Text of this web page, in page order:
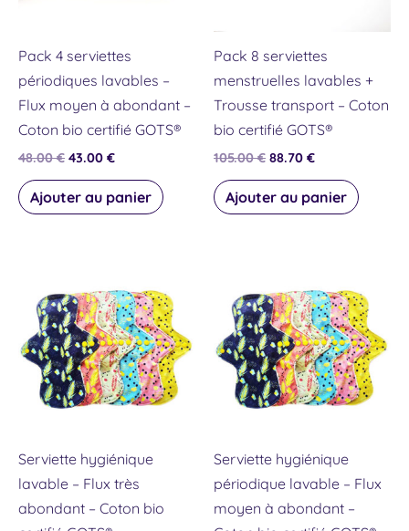
Pack 4 serviettes
périodiques lavables –
Flux moyen à abondant –
Coton bio certifié GOTS®
48.00€ 43.00 €
Ajouter au panier
Pack 8 serviettes
menstruelles lavables +
Trousse transport – Coton
bio certifié GOTS®
105.00€ 88.70 €
Ajouter au panier
Serviette hygiénique
lavable – Flux très
abondant – Coton bio
produit
a
plusieurs
variations.
Les
choisies
Serviette hygiénique
périodique lavable – Flux
moyen à abondant –
produit
a
Les